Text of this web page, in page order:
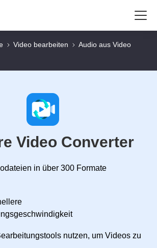
Video bearbeiten
Audio aus Video
Video Converter
in über 300 Formate
nutzen, um Videos zu